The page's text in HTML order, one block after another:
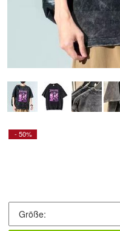
- 50%